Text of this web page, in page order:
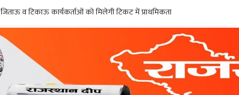
जिताऊ व टिकाऊ कार्यकर्ताओं को मिलेगी टिकट में प्राथमिकता